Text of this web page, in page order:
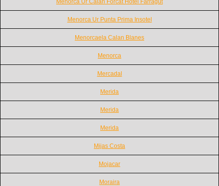
Menorca Ur Calan Forcat Hotel Farragut
Menorca Ur Punta Prima Insotel
Menorcaela Calan Blanes
Menorca
Mercadal
Merida
Merida
Merida
Mijas Costa
Mojacar
Moraira